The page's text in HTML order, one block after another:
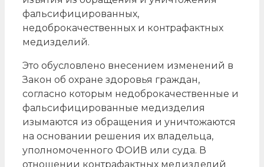
фальсифицированных,
недоброкачественных и контрафактных
медизделий.
Это обусловлено внесением изменений в
Закон об охране здоровья граждан,
согласно которым недоброкачественные и
фальсифицированные медизделия
изымаются из обращения и уничтожаются
на основании решения их владельца,
уполномоченного ФОИВ или суда. В
отношении контрафактных медизделий